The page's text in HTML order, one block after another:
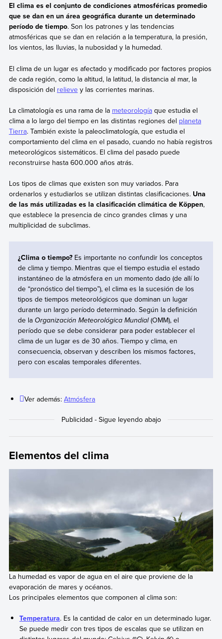
El clima es el conjunto de condiciones atmosféricas promedio
que se dan en un área geográfica durante un determinado
período de tiempo. Son los patrones y las tendencias
atmosféricas que se dan en relación a la temperatura, la presión,
los vientos, las lluvias, la nubosidad y la humedad.
El clima de un lugar es afectado y modificado por factores propios
de cada región, como la altitud, la latitud, la distancia al mar, la
disposición del relievey las corrientes marinas.
La climatología es una rama de la meteorologíaque estudia el
clima a lo largo del tiempo en las distintas regiones del planeta
Tierra. También existe la paleoclimatología, que estudia el
comportamiento del clima en el pasado, cuando no había registros
meteorológicos sistemáticos. El clima del pasado puede
reconstruirse hasta 600.000 años atrás.
Los tipos de climas que existen son muy variados. Para
ordenarlos y estudiarlos se utilizan distintas clasificaciones. Una
de las más utilizadas es la clasificación climática de Köppen,
que establece la presencia de cinco grandes climas y una
multiplicidad de subclimas.
¿Clima o tiempo? Es importante no confundir los conceptos
de clima y tiempo. Mientras que el tiempo estudia el estado
instantáneo de la atmósfera en un momento dado (de allí lo
de “pronóstico del tiempo”), el clima es la sucesión de los
tipos de tiempos meteorológicos que dominan un lugar
durante un largo período determinado. Según la definición
de la Organización Meteorológica Mundial(OMM), el
período que se debe considerar para poder establecer el
clima de un lugar es de 30 años. Tiempo y clima, en
consecuencia, observan y describen los mismos factores,
pero con escalas temporales diferentes.
Ver además:Atmósfera
Elementos del clima
La humedad es vapor de agua en el aire que proviene de la
evaporación de mares y océanos.
Los principales elementos que componen al clima son:
Temperatura. Es la cantidad de calor en un determinado lugar.
Se puede medir con tres tipos de escalas que se utilizan en